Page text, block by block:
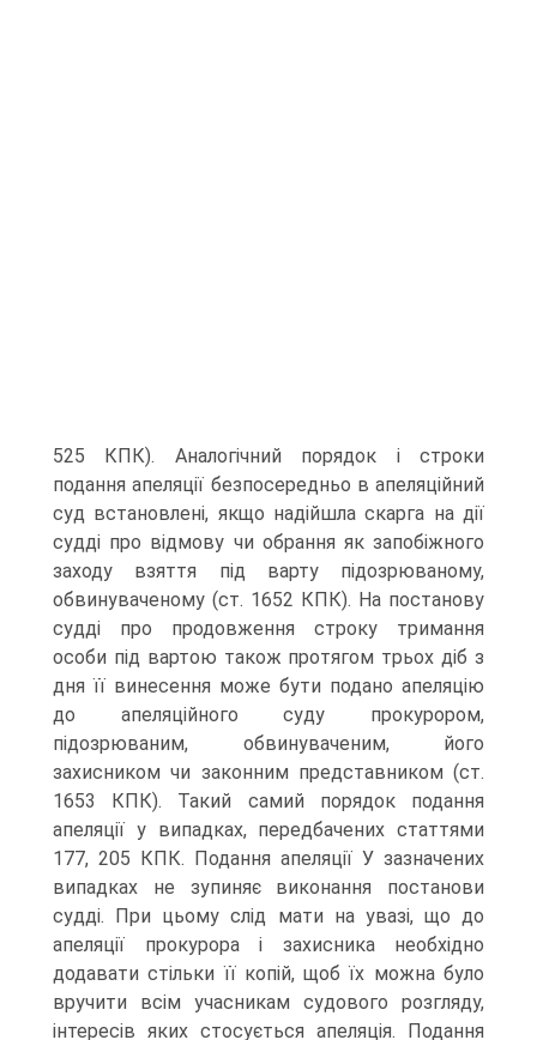
525 КПК). Аналогічний порядок і строки
подання апеляції безпосередньо в апеляційний
суд встановлені, якщо надійшла скарга на дії
судді про відмову чи обрання як запобіжного
заходу взяття під варту підозрюваному,
обвинуваченому (ст. 1652 КПК). На постанову
судді про продовження строку тримання
особи під вартою також протягом трьох діб з
дня її винесення може бути подано апеляцію
до апеляційного суду прокурором,
підозрюваним, обвинуваченим, його
захисником чи законним представником (ст.
1653 КПК). Такий самий порядок подання
апеляції у випадках, передбачених статтями
177, 205 КПК. Подання апеляції У зазначених
випадках не зупиняє виконання постанови
судді. При цьому слід мати на увазі, що до
апеляції прокурора і захисника необхідно
додавати стільки її копій, щоб їх можна було
вручити всім учасникам судового розгляду,
інтересів яких стосується апеляція. Подання